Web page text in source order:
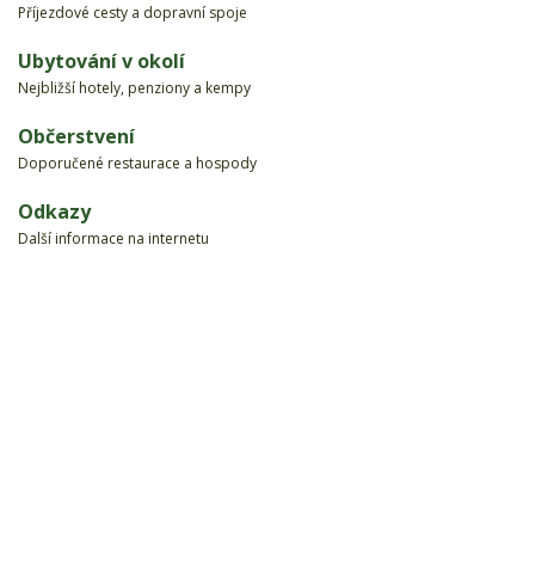
Příjezdové cesty a dopravní spoje
Ubytování v okolí
Nejbližší hotely, penziony a kempy
Občerstvení
Doporučené restaurace a hospody
Odkazy
Další informace na internetu